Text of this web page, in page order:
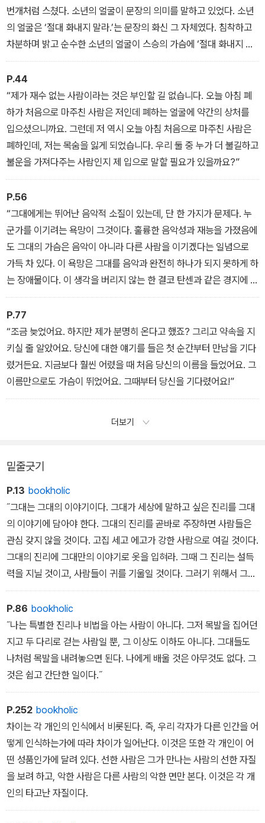
번개처럼 스쳤다. 소년의 얼굴이 문장의 의미를 말하고 있었다. 소년
의 얼굴은 ‘절대 화내지 말라.’는 문장의 화신 그 자체였다. 침착하고
차분하며 밝고 순수한 소년의 얼굴이 스승의 가슴에 ‘절대 화내지 말
라’는 문장의 의미를 온전히 전해 주고 있었다.
P.44
“제가 재수 없는 사람이라는 것은 부인할 길 없습니다. 오늘 아침 폐
하가 처음으로 마주친 사람은 저인데 폐하는 얼굴에 약간의 상처를
입으셨으니까요. 그런데 저 역시 오늘 아침 처음으로 마주친 사람은
폐하인데, 저는 목숨을 잃게 되었습니다. 우리 둘 중 누가 더 불길하고
불운을 가져다주는 사람인지 제 입으로 말할 필요가 있을까요?”
P.56
“그대에게는 뛰어난 음악적 소질이 있는데, 단 한 가지가 문제다. 누
군가를 이기려는 욕망이 그것이다. 훌륭한 음악성과 재능을 가졌음에
도 그대의 가슴은 음악이 아니라 다른 사람을 이기겠다는 일념으로
가득 차 있다. 이 욕망은 그대를 음악과 완전히 하나가 되지 못하게 하
는 장애물이다. 이 생각을 버리지 않는 한 결코 탄센과 같은 경지에 오
르지 못할 것이다. 탄센에게는 남을 이기려는 마음이 없다. 이것이 그
가 계속 이기는 이유이다.
P.77
“조금 늦었어요. 하지만 제가 분명히 온다고 했죠? 그리고 약속을 지
키실 줄 알았어요. 당신에 대한 얘기를 들은 첫 순간부터 만남을 기다
렸거든요. 지금보다 훨씬 어렸을 때 처음 당신의 이름을 들었어요. 그
이름만으로도 가슴이 뛰었어요. 그때부터 당신을 기다렸어요!”
더보기
밑줄긋기
P.13 bookholic
˝그대는 그대의 이야기이다. 그대가 세상에 말하고 싶은 진리를 그대
의 이야기에 담아야 한다. 그대의 진리를 곧바로 주장하면 사람들은
관심 갖지 않을 것이다. 고집 세고 에고가 강한 사람으로 여길 것이다.
그대의 진리에 그대만의 이야기로 옷을 입혀라. 그때 그 진리는 설득
력을 지닐 것이고, 사람들이 귀를 기울일 것이다. 그러기 위해서 그대
는 먼저 삶을 경험해야 한다. 이야기는 경험에서 나오기 때문이다.˝
P.86 bookholic
˝나는 특별한 진리나 비법을 아는 사람이 아니다. 그저 목발을 집어던
지고 두 다리로 걷는 사람일 뿐, 그 이상도 이하도 아니다. 그대들도
나처럼 목발을 내려놓으면 된다. 나에게 배울 것은 아무것도 없다. 그
것은 쉽고 간단한 일이다.˝
P.252 bookholic
차이는 각 개인의 인식에서 비롯된다. 즉, 우리 각자가 다른 인간을 어
떻게 인식하는가에 따라 차이가 일어난다. 이것은 또한 각 개인이 어
떤 성품인가에 달려 있다. 선한 사람은 그가 만나는 사람의 선한 자질
을 보려 하고, 악한 사람은 다른 사람의 악한 면만 본다. 이것은 각 개
인의 타고난 자질이다.